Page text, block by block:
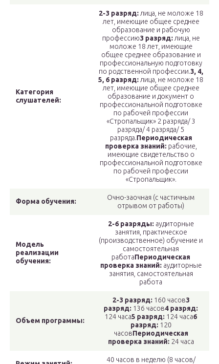
Категория
слушателей:
2-3 разряд: лица, не моложе 18
лет, имеющие общее среднее
образование и рабочую
профессию3 разряд: лица, не
моложе 18 лет, имеющие
общее среднее образование и
профессиональную подготовку
по родственной профессии.3, 4,
5, 6 разряд: лица, не моложе 18
лет, имеющие общее среднее
образование и документ о
профессиональной подготовке
по рабочей профессии
«Стропальщик» 2 разряда/ 3
разряда/ 4 разряда/ 5
разряда.Периодическая
проверка знаний: рабочие,
имеющие свидетельство о
профессиональной подготовке
по рабочей профессии
«Стропальщик».
Форма обучения:
Очно-заочная (с частичным
отрывом от работы)
Модель
реализации
обучения:
2-6 разряды: аудиторные
занятия, практическое
(производственное) обучение и
самостоятельная
работаПериодическая
проверка знаний: аудиторные
занятия, самостоятельная
работа
Объем программы:
2-3 разряд: 160 часов3
разряд: 136 часов4 разряд:
124 часа5 разряд: 124 часа6
разряд: 120
часовПериодическая
проверка знаний: 24 часа
40 часов в неделю (8 часов/